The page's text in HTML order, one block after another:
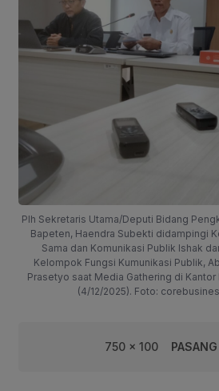
Plh Sekretaris Utama/Deputi Bidang
Bapeten, Haendra Subekti didampingi
Sama dan Komunikasi Publik Ishak
Kelompok Fungsi Kumunikasi Publik,
Prasetyo saat Media Gathering di
(4/12/2025). Foto:
750 x 100